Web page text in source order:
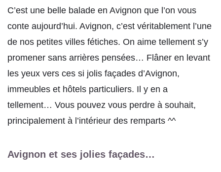
C’est une belle balade en Avignon que l’on vous
conte aujourd’hui. Avignon, c’est véritablement l’une
de nos petites villes fétiches. On aime tellement s’y
promener sans arrières pensées… Flâner en levant
les yeux vers ces si jolis façades d’Avignon,
immeubles et hôtels particuliers. Il y en a
tellement… Vous pouvez vous perdre à souhait,
principalement à l’intérieur des remparts ^^
Avignon et ses jolies façades…